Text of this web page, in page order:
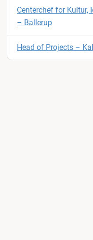
Centerchef for Kultur,
– Ballerup
Head of Projects –